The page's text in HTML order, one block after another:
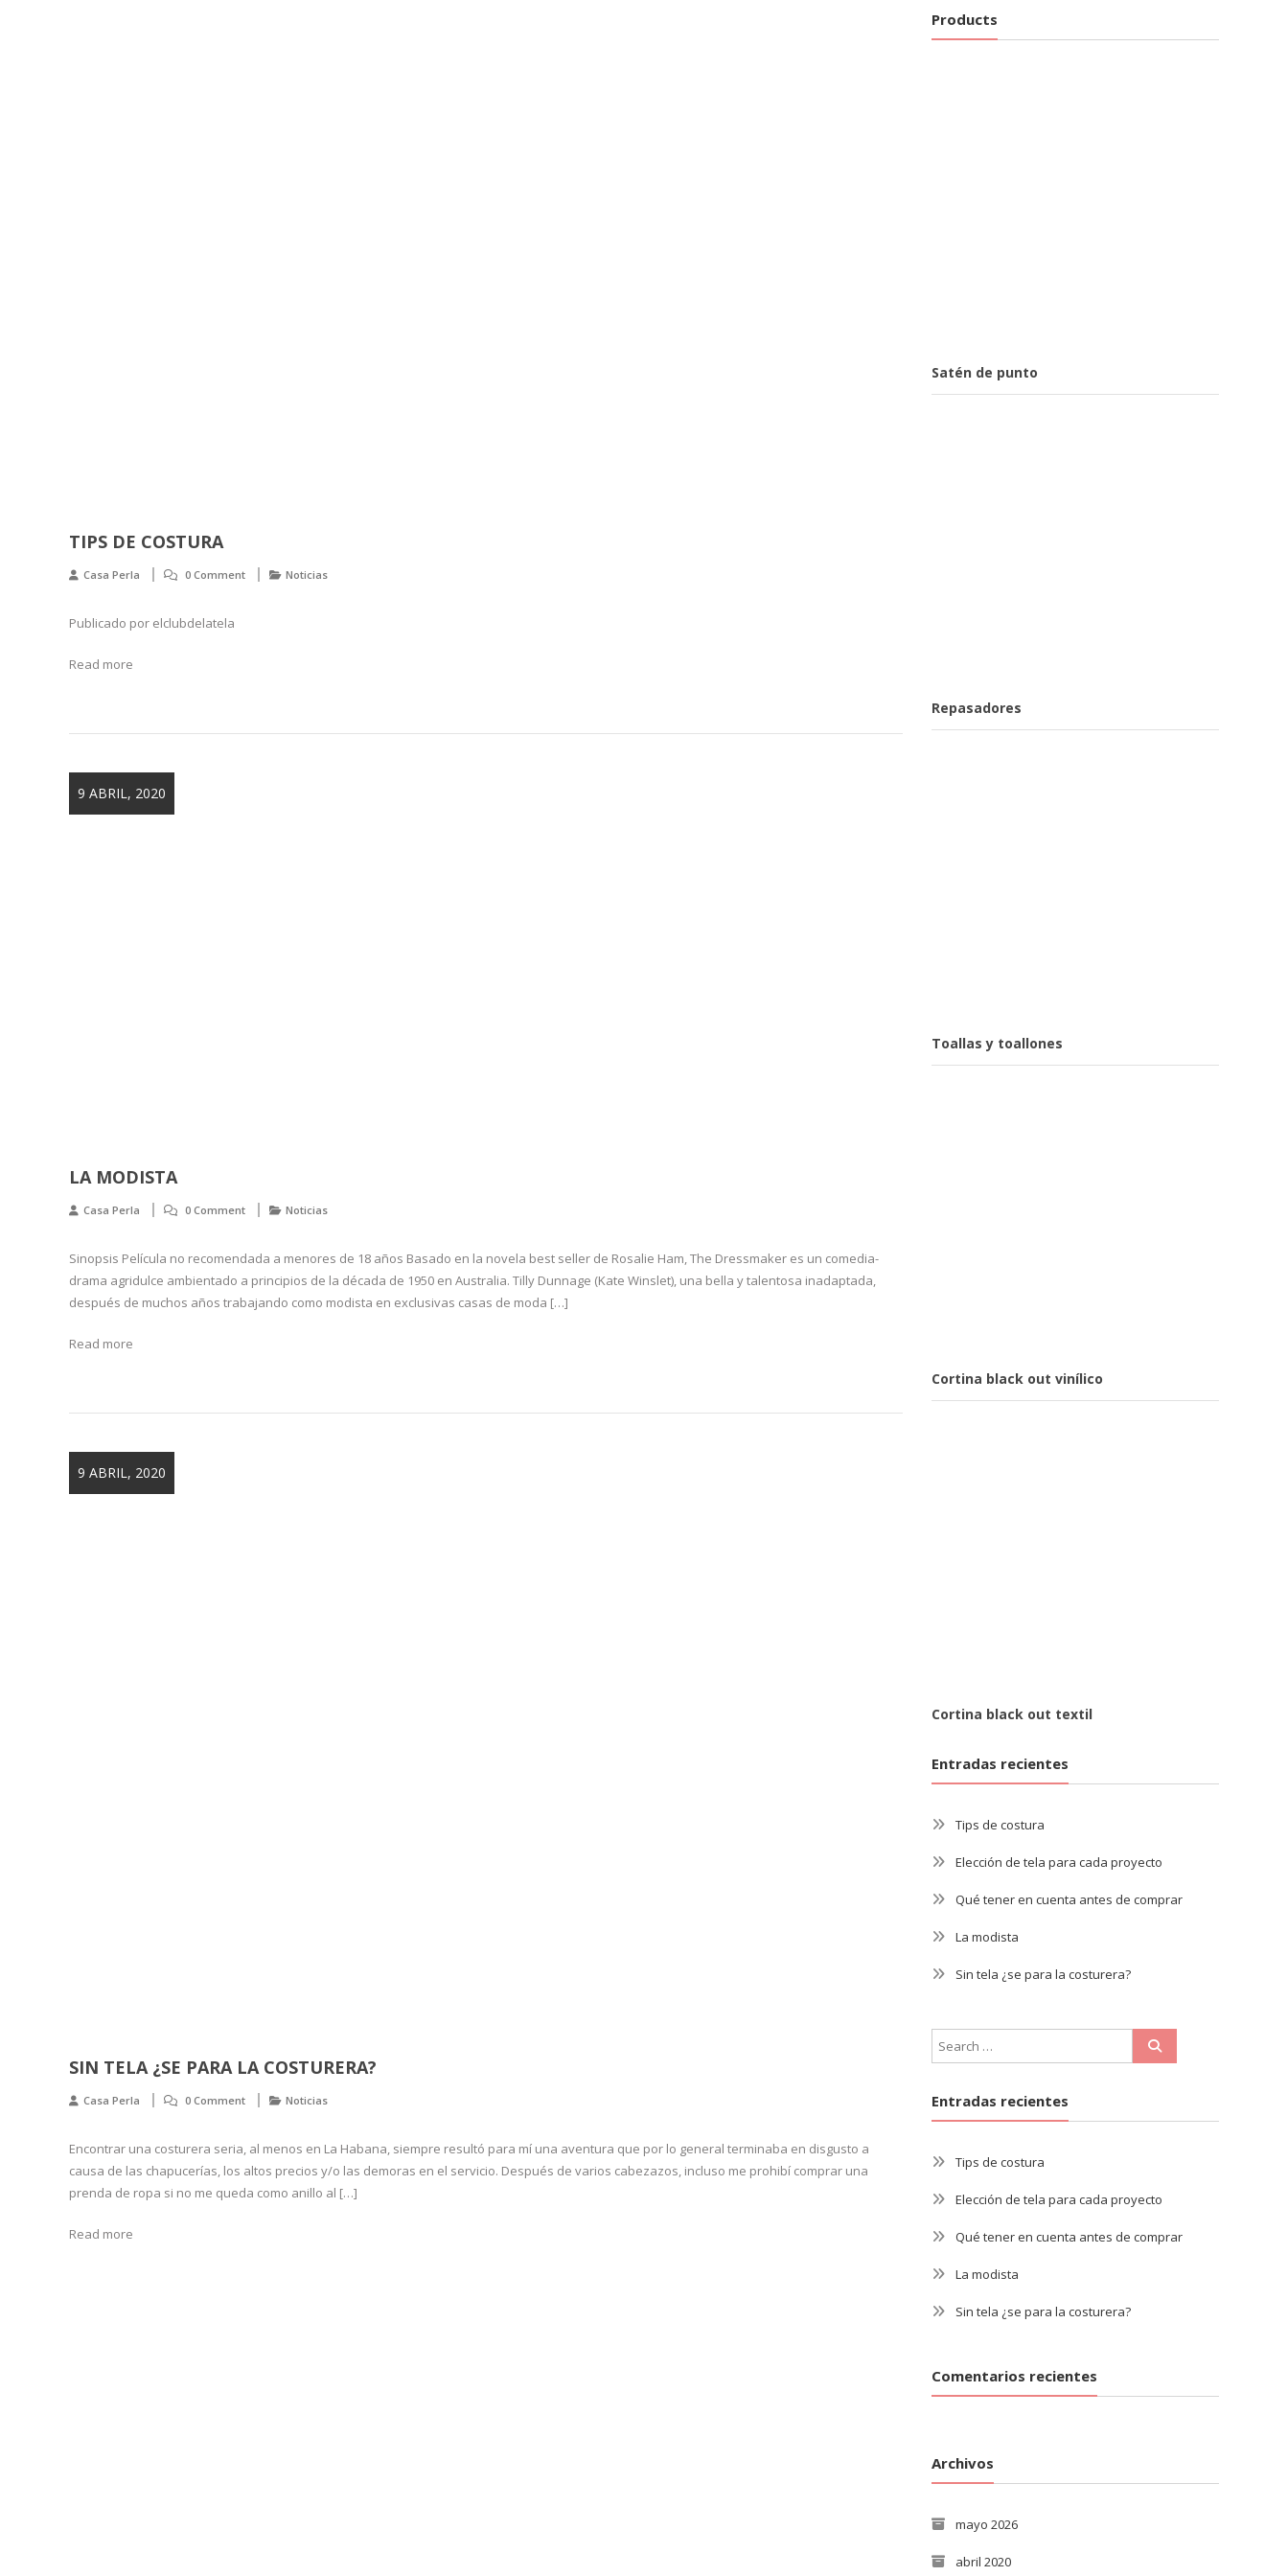
TIPS DE COSTURA
Casa Perla 0 Comment Noticias
Publicado por elclubdelatela
Read more
9 ABRIL, 2020
LA MODISTA
Casa Perla 0 Comment Noticias
Sinopsis Película no recomendada a menores de 18 años Basado en la novela best seller de Rosalie Ham, The Dressmaker es un comedia-
drama agridulce ambientado a principios de la década de 1950 en Australia. Tilly Dunnage (Kate Winslet), una bella y talentosa inadaptada,
después de muchos años trabajando como modista en exclusivas casas de moda […]
Read more
9 ABRIL, 2020
SIN TELA ¿SE PARA LA COSTURERA?
Casa Perla 0 Comment Noticias
Encontrar una costurera seria, al menos en La Habana, siempre resultó para mí una aventura que por lo general terminaba en disgusto a
causa de las chapucerías, los altos precios y/o las demoras en el servicio. Después de varios cabezazos, incluso me prohibí comprar una
prenda de ropa si no me queda como anillo al […]
Read more
Products
Satén de punto
Repasadores
Toallas y toallones
Cortina black out vinílico
Cortina black out textil
Entradas recientes
Tips de costura
Elección de tela para cada proyecto
Qué tener en cuenta antes de comprar
La modista
Sin tela ¿se para la costurera?
Entradas recientes
Tips de costura
Elección de tela para cada proyecto
Qué tener en cuenta antes de comprar
La modista
Sin tela ¿se para la costurera?
Comentarios recientes
Archivos
mayo 2026
abril 2020